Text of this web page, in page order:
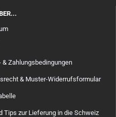
& Zahlungsbedingungen
& Muster-Widerrufsformular
Tips zur Lieferung in die Schweiz